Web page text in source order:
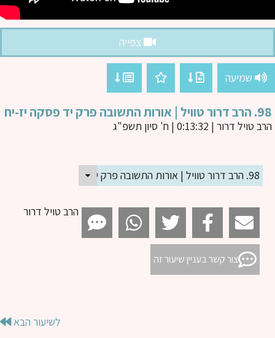
צפייה
שמיעה
פרק יד פסקה יז-יח
טויל דרור| 0:13:32 | ח' סיון תשפ"ג
98. הרב דרור טוויל | אורות התשובה פרק יד פסקה יז-יח
הרב טויל דרור
צור קשר בעניין שיעור זה
לשיעור הבא